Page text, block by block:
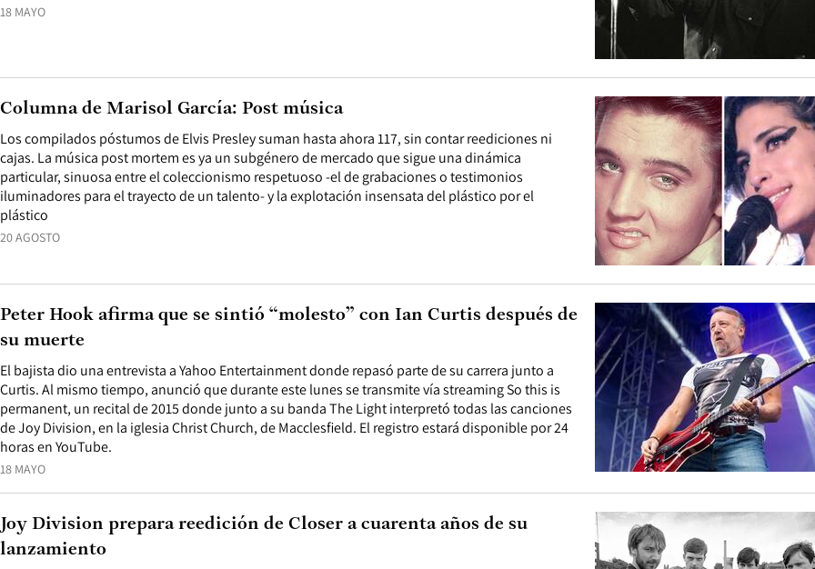
18 MAYO
20 AGOSTO
Los compilados póstumos de Elvis Presley suman hasta ahora 117, sin contar reediciones ni
cajas. La música post mortem es ya un subgénero de mercado que sigue una dinámica
particular, sinuosa entre el coleccionismo respetuoso -el de grabaciones o testimonios
iluminadores para el trayecto de un talento- y la explotación insensata del plástico por el
plástico
Columna de Marisol García: Post música
18 MAYO
El bajista dio una entrevista a Yahoo Entertainment donde repasó parte de su carrera junto a
Curtis. Al mismo tiempo, anunció que durante este lunes se transmite vía streaming So this is
permanent, un recital de 2015 donde junto a su banda The Light interpretó todas las canciones
de Joy Division, en la iglesia Christ Church, de Macclesfield. El registro estará disponible por 24
horas en YouTube.
Peter Hook afirma que se sintió “molesto” con Ian Curtis después de
su muerte
Joy Division prepara reedición de Closer a cuarenta años de su
lanzamiento